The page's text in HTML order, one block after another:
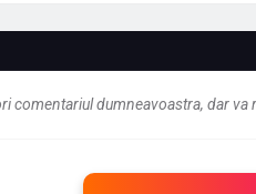
comentariul dumneavoastra, dar